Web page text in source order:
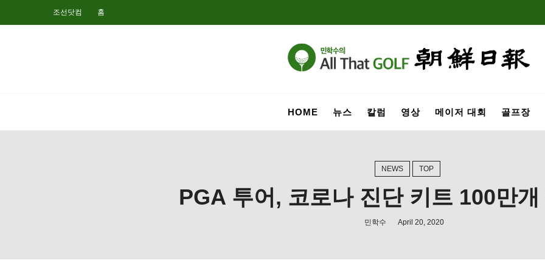
조선닷컴 홈
HOME 뉴스 칼럼 영상 메이저 대회 골프장
NEWS TOP
PGA 투어, 코로나 진단 키트 100만
민학수 April 20, 2020